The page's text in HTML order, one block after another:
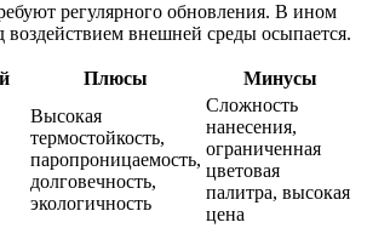
регулярного обновления. В ином
воздействием внешней среды осыпается.
Плюсы Минусы
Высокая
термостойкость,
паропроницаемость,
долговечность,
экологичность
Сложность
нанесения,
ограниченная
цветовая
палитра, высокая
цена